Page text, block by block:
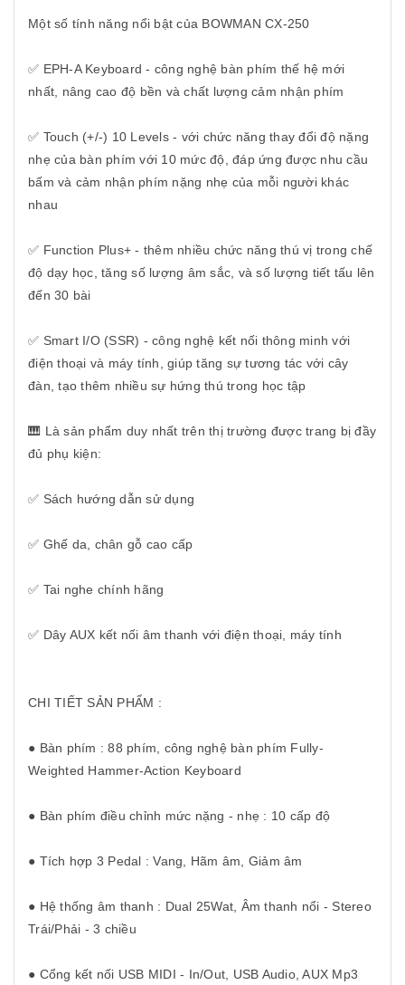
Một số tính năng nổi bật của BOWMAN CX-250
✅ EPH-A Keyboard - công nghệ bàn phím thế hệ mới
nhất, nâng cao độ bền và chất lượng cảm nhận phím
✅ Touch (+/-) 10 Levels - với chức năng thay đổi độ nặng
nhẹ của bàn phím với 10 mức độ, đáp ứng được nhu cầu
bấm và cảm nhận phím nặng nhẹ của mỗi người khác
nhau
✅ Function Plus+ - thêm nhiều chức năng thú vị trong chế
độ dạy học, tăng số lượng âm sắc, và số lượng tiết tấu lên
đến 30 bài
✅ Smart I/O (SSR) - công nghệ kết nối thông minh với
điện thoại và máy tính, giúp tăng sự tương tác với cây
đàn, tạo thêm nhiều sự hứng thú trong học tập
🎹 Là sản phẩm duy nhất trên thị trường được trang bị đầy
đủ phụ kiện:
✅ Sách hướng dẫn sử dụng
✅ Ghế da, chân gỗ cao cấp
✅ Tai nghe chính hãng
✅ Dây AUX kết nối âm thanh với điện thoại, máy tính
CHI TIẾT SẢN PHẨM :
● Bàn phím : 88 phím, công nghệ bàn phím Fully-
Weighted Hammer-Action Keyboard
● Bàn phím điều chỉnh mức nặng - nhẹ : 10 cấp độ
● Tích hợp 3 Pedal : Vang, Hãm âm, Giảm âm
● Hệ thống âm thanh : Dual 25Wat, Âm thanh nổi - Stereo
Trái/Phải - 3 chiều
● Cổng kết nối USB MIDI - In/Out, USB Audio, AUX Mp3